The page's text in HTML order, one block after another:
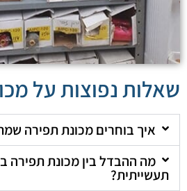
שאלות נפוצות על
איך בוחרים מכונת תפירה
מה ההבדל בין מכונת תפירה
תעשייתית?